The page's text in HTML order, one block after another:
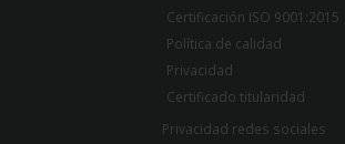
Certificación ISO 9001:2015
Política de calidad
Privacidad
Certificado titularidad
Privacidad redes sociales